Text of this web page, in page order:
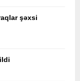
şəxsi